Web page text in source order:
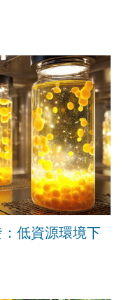
低資源環境下